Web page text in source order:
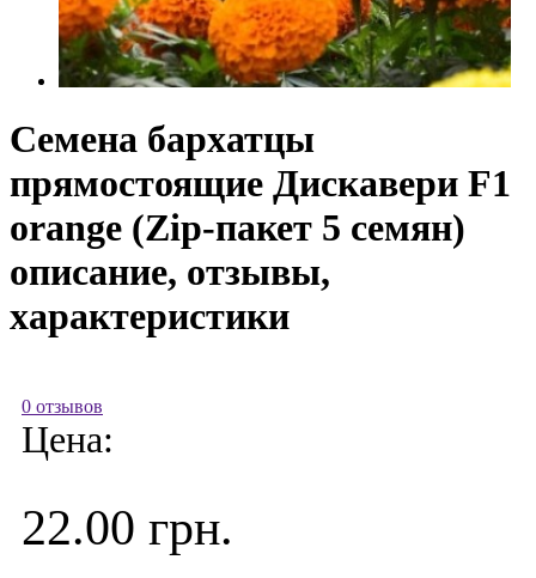
Семена бархатцы
прямостоящие Дискавери F1
orange (Zip-пакет 5 семян)
описание, отзывы,
характеристики
0 отзывов
Цена:
22.00 грн.